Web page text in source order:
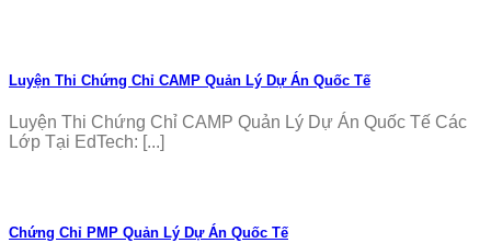
Luyện Thi Chứng Chỉ CAMP Quản Lý Dự Án Quốc Tế
Luyện Thi Chứng Chỉ CAMP Quản Lý Dự Án Quốc Tế Các
Lớp Tại EdTech: [...]
Chứng Chỉ PMP Quản Lý Dự Án Quốc Tế